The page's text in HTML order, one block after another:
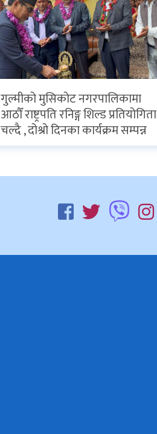
गुल्मीको मुसिकोट नगरपालिकामा
आठौँ राष्ट्रपति रनिङ्ग शिल्ड प्रतियोगिता
चल्दै , दोश्रो दिनका कार्यक्रम सम्पन्न